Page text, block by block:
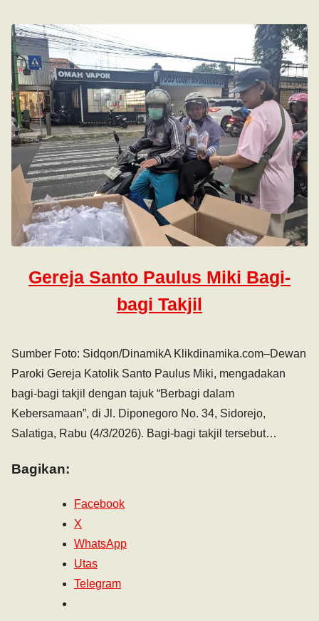
Gereja Santo Paulus Miki Bagi-
bagi Takjil
Sumber Foto: Sidqon/DinamikA Klikdinamika.com–Dewan
Paroki Gereja Katolik Santo Paulus Miki, mengadakan
bagi-bagi takjil dengan tajuk “Berbagi dalam
Kebersamaan”, di Jl. Diponegoro No. 34, Sidorejo,
Salatiga, Rabu (4/3/2026). Bagi-bagi takjil tersebut…
Bagikan:
Facebook
X
WhatsApp
Utas
Telegram